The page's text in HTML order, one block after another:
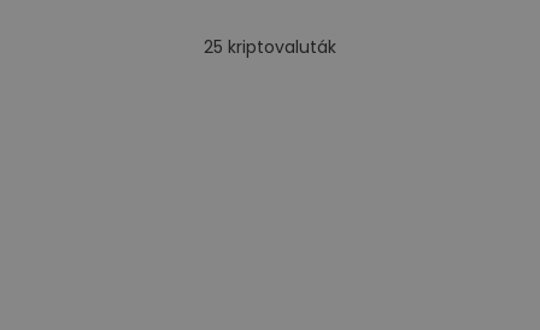
25 kriptovaluták